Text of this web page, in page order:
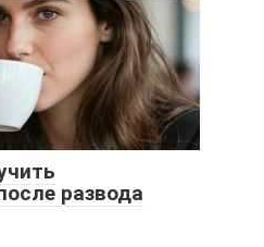
развода